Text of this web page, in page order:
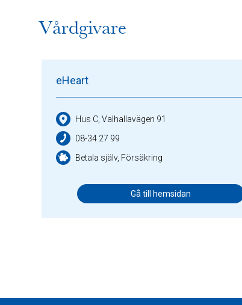
Vårdgivare
eHeart
Hus C, Valhallavägen 91
08-34 27 99
Betala själv, Försäkring
Gå till hemsidan